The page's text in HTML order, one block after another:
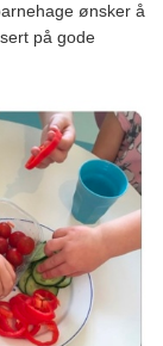
ønsker å
på gode